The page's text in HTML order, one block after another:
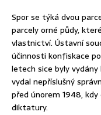
Spor se týká dvou
parcely orné půdy,
vlastnictví. Ústavní
účinnosti konfiskace
letech sice byly
vydal nepříslušný
před únorem 1948,
diktatury.